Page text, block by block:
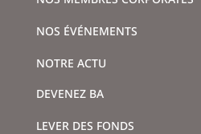
NOS ÉVÉNEMENTS
NOTRE ACTU
DEVENEZ BA
LEVER DES FONDS